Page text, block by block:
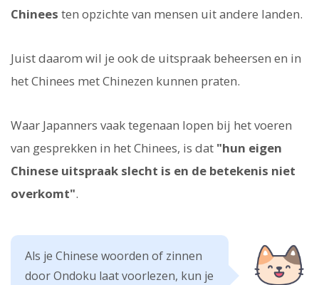
Chinees ten opzichte van mensen uit andere landen.
Juist daarom wil je ook de uitspraak beheersen en in
het Chinees met Chinezen kunnen praten.
Waar Japanners vaak tegenaan lopen bij het voeren
van gesprekken in het Chinees, is dat "hun eigen
Chinese uitspraak slecht is en de betekenis niet
overkomt".
Als je Chinese woorden of zinnen
door Ondoku laat voorlezen, kun je